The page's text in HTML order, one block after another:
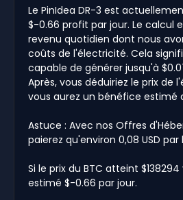
Le PinIdea DR-3 est
$-0.66 profit par jour. Le calcul
revenu quotidien dont nous
coûts de l'électricité. Cela
capable de générer jusqu'à
Après, vous déduiriez le prix de
vous aurez un bénéfice estimé
Astuce : Avec nos Offres
paierez qu'environ 0,08 USD par
Si le prix du BTC atteint
estimé $-0.66 par jour.